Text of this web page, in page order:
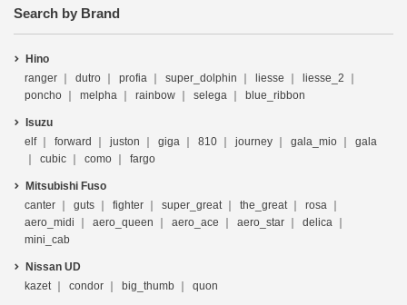
Search by Brand
Hino
ranger
dutro profia super_dolphin liesse
liesse_2
poncho
melpha rainbow selega blue_ribbon
Isuzu
elf
forward juston giga 810 journey gala_mio
gala
cubic
como fargo
Mitsubishi Fuso
canter
guts fighter super_great the_great
rosa
aero_midi
aero_queen aero_ace aero_star
delica
mini_cab
Nissan UD
kazet
condor big_thumb quon